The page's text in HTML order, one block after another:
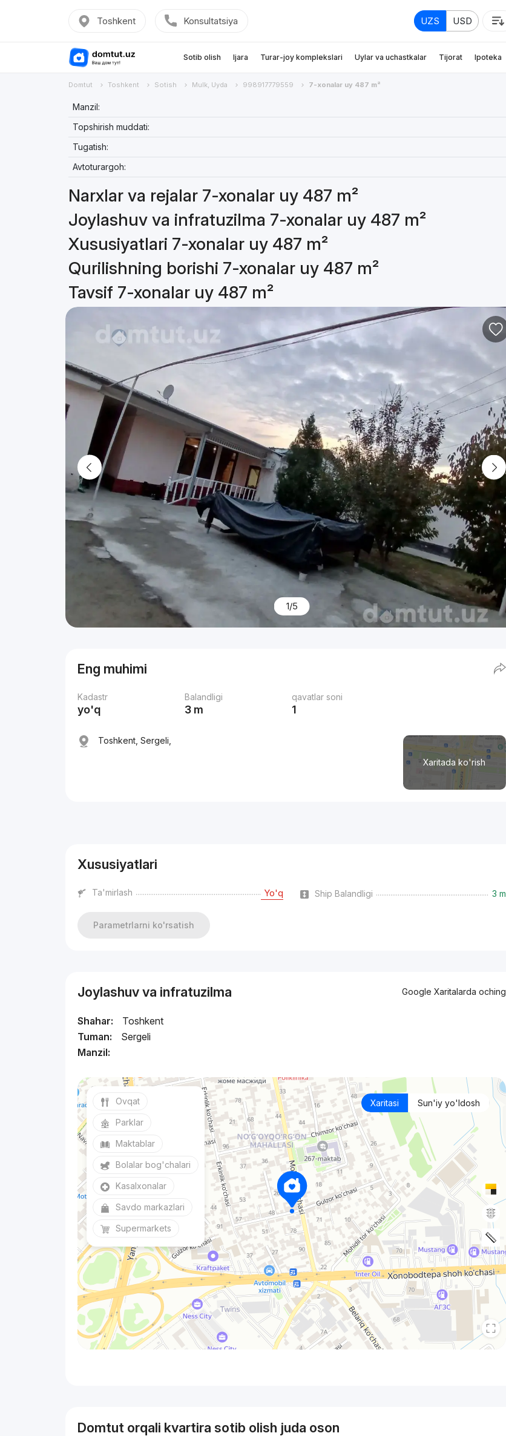
Toshkent Konsultatsiya UZS USD
Sotib olish Ijara Turar-joy komplekslari Uylar va uchastkalar Tijorat Ipoteka
Domtut Toshkent Sotish Mulk, Uyda 998917779559 7-xonalar uy 487 m²
Manzil:
Topshirish muddati:
Tugatish:
Avtoturargoh:
Narxlar va rejalar 7-xonalar uy 487 m²
Joylashuv va infratuzilma 7-xonalar uy 487 m²
Xususiyatlari 7-xonalar uy 487 m²
Qurilishning borishi 7-xonalar uy 487 m²
Tavsif 7-xonalar uy 487 m²
1/5
Eng muhimi
Kadastr
yo'q
Balandligi
3 m
qavatlar soni
1
Xaritada ko'rish
Toshkent, Sergeli,
Xususiyatlari
Ta'mirlash Yo'q Ship Balandligi 3 m
Parametrlarni ko'rsatish
Joylashuv va infratuzilma Google Xaritalarda oching
Shahar:
Toshkent
Tuman:
Sergeli
Manzil:
Xaritasi Sun'iy yo'ldosh
Ovqat
Parklar
Maktablar
Bolalar bog'chalari
Kasalxonalar
Savdo markazlari
Supermarkets
Domtut orqali kvartira sotib olish juda oson